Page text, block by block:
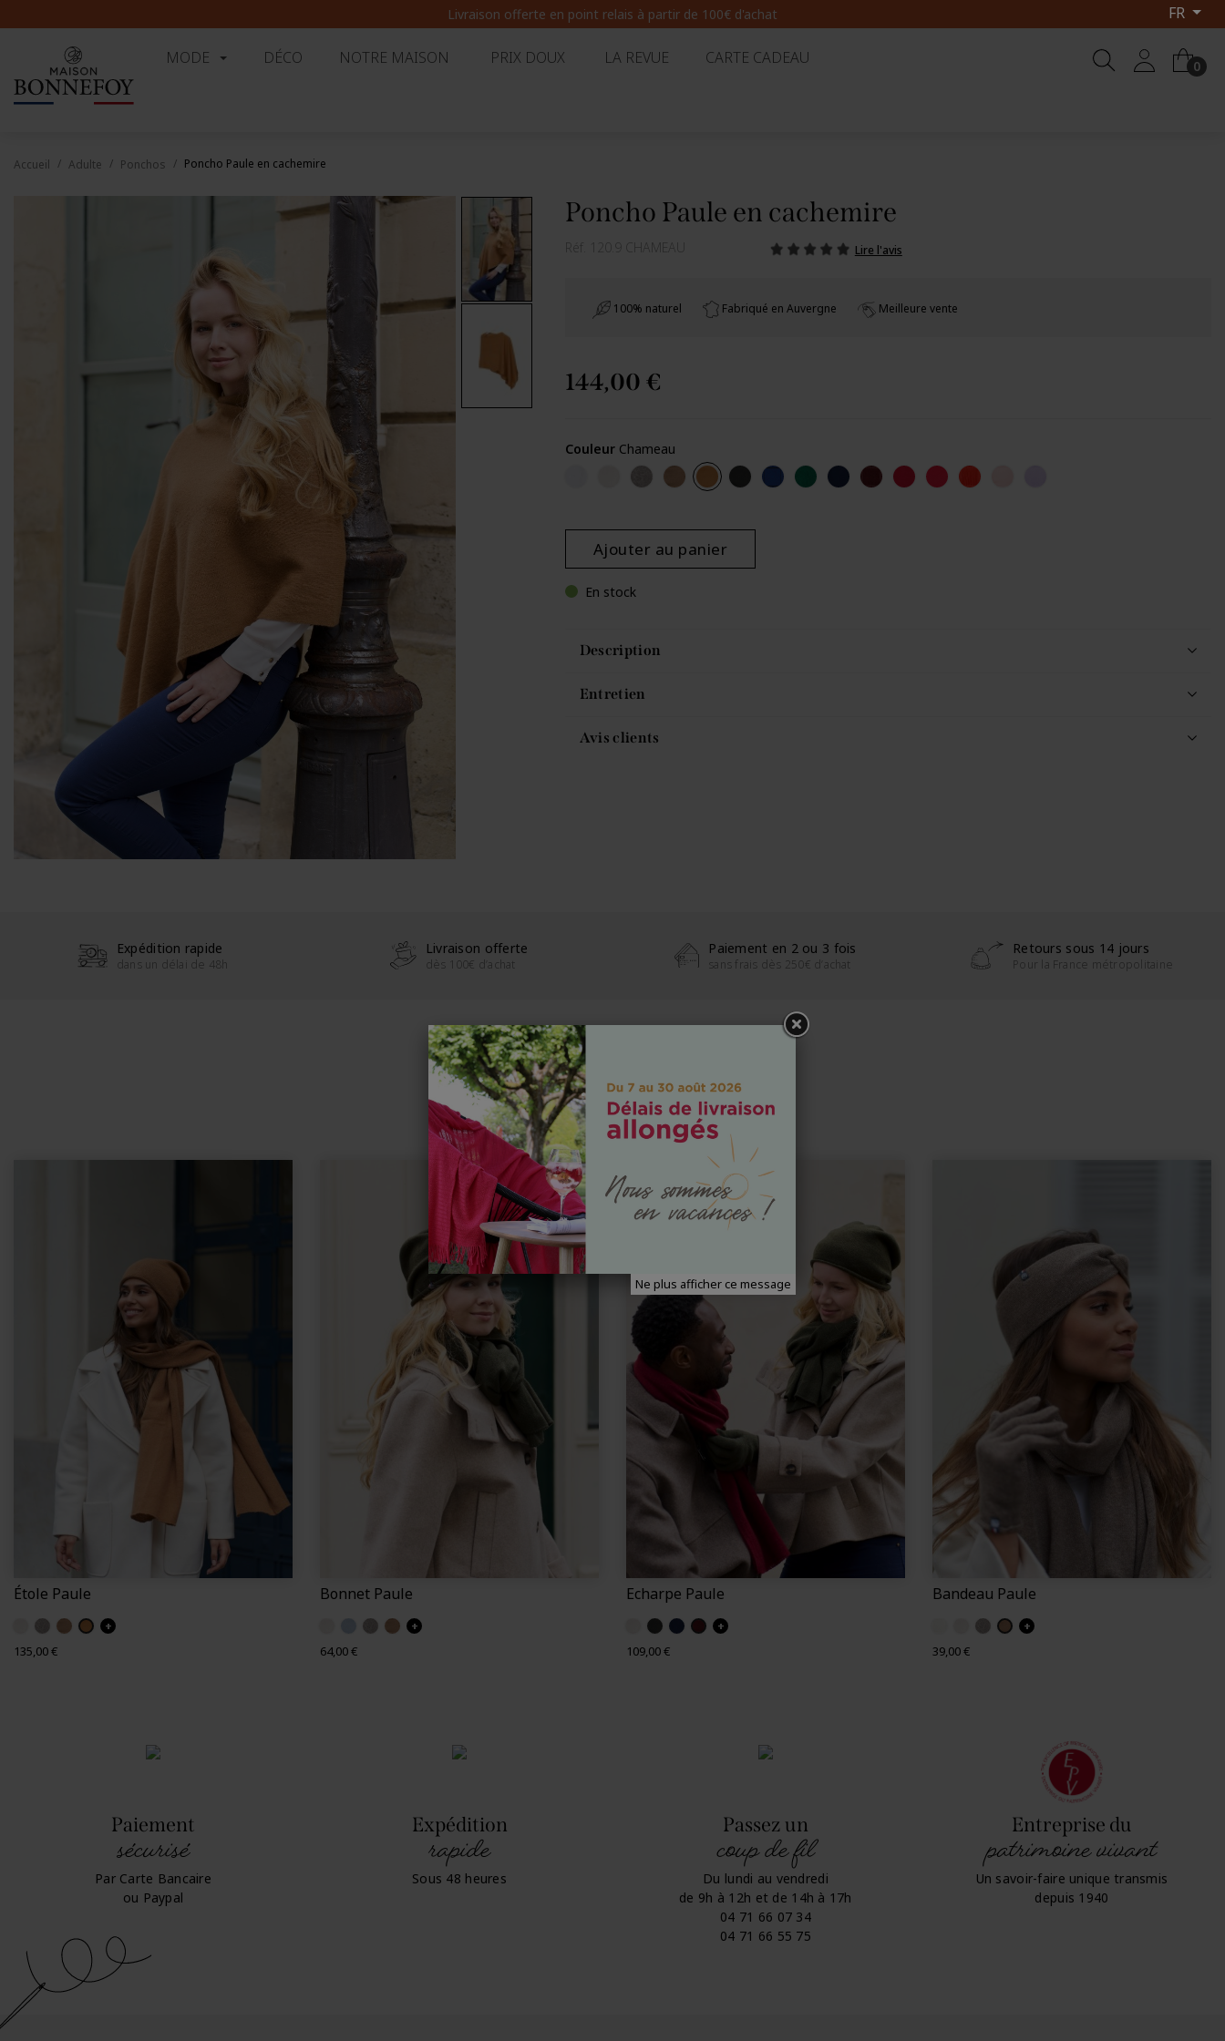
Livraison offerte en point relais à partir de 100€ d'achat FR
MODE DÉCO NOTRE MAISON PRIX DOUX LA REVUE CARTE CADEAU 0
Accueil Adulte Ponchos Poncho Paule en cachemire
Poncho Paule en cachemire
Réf. Lire l'avis
100% naturel Fabriqué en Auvergne Meilleure vente
144,00 €
Couleur Chameau
SableGris CheneChameauNoir Chiné
Bleu France
Vert Marine (Paule)
Bordeaux
Rouge PPivoineOrange
Ajouter au panier
En stock
Description
Entretien
Avis clients
Expédition rapide
dans un délai de 48h
Livraison offerte
dès 100€ d’achat
Paiement en 2 ou 3 fois
sans frais dès 250€ d’achat
Retours sous 14 jours
Pour la France métropolitaine
Vous
Aimerez aussi
Étole Paule
SableGrisCheneChameau
+
Prix
135,00 €
Bonnet Paule
OrageGrisChene
+
Prix
64,00 €
Echarpe Paule
SableNoir Chiné
Marine (Paule)
Bordeaux
+
Prix
109,00 €
Bandeau Paule
Blanc ecru
SableGrisChene
+
Prix
39,00 €
Paiement
sécurisé
Par Carte Bancaire
ou Paypal
Expédition
rapide
Sous 48 heures
Passez un
coup de fil
Du lundi au vendredi
de 9h à 12h et de 14h à 17h
04 71 66 07 34
04 71 66 55 75
Entreprise du
patrimoine vivant
Un savoir-faire unique transmis
depuis 1940
Ne plus afficher ce message